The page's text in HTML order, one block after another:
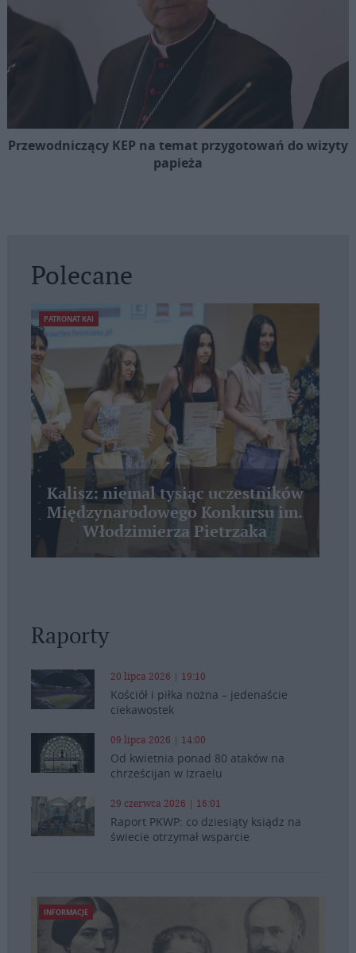
Przewodniczący KEP na temat przygotowań do wizyty
papieża
Polecane
PATRONAT KAI
Kalisz: niemal tysiąc uczestników
Międzynarodowego Konkursu im.
Włodzimierza Pietrzaka
Raporty
20 lipca 2026 | 19:10
Kościół i piłka nożna – jedenaście
ciekawostek
09 lipca 2026 | 14:00
Od kwietnia ponad 80 ataków na
chrześcijan w Izraelu
29 czerwca 2026 | 16:01
Raport PKWP: co dziesiąty ksiądz na
świecie otrzymał wsparcie
INFORMACJE